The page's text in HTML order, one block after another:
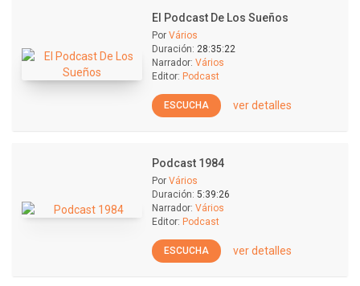
El Podcast De Los Sueños
Por Vários
Duración: 28:35:22
Narrador: Vários
Editor: Podcast
ESCUCHA ver detalles
Podcast 1984
Por Vários
Duración: 5:39:26
Narrador: Vários
Editor: Podcast
ESCUCHA ver detalles